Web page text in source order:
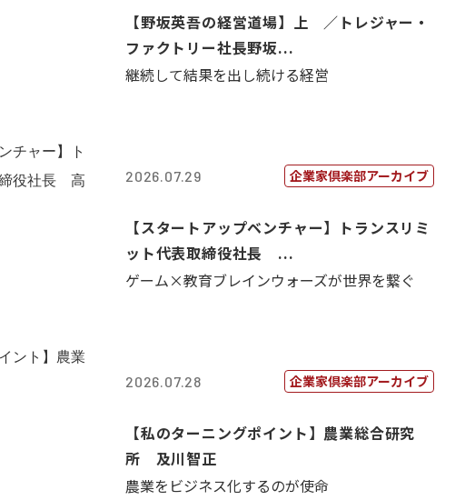
【野坂英吾の経営道場】上 ／トレジャー・
ファクトリー社長野坂...
継続して結果を出し続ける経営
2026.07.29 企業家倶楽部アーカイブ
【スタートアップベンチャー】トランスリミ
ット代表取締役社長 ...
ゲーム×教育ブレインウォーズが世界を繋ぐ
2026.07.28 企業家倶楽部アーカイブ
【私のターニングポイント】農業総合研究
所 及川智正
農業をビジネス化するのが使命